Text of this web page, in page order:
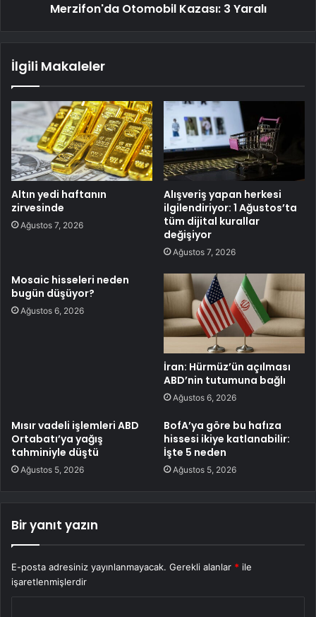
Merzifon'da Otomobil Kazası: 3 Yaralı
İlgili Makaleler
Altın yedi haftanın
zirvesinde
Ağustos 7, 2026
Alışveriş yapan herkesi
ilgilendiriyor: 1 Ağustos’ta
tüm dijital kurallar
değişiyor
Ağustos 7, 2026
Mosaic hisseleri neden
bugün düşüyor?
Ağustos 6, 2026
İran: Hürmüz’ün açılması
ABD’nin tutumuna bağlı
Ağustos 6, 2026
Mısır vadeli işlemleri ABD
Ortabatı’ya yağış
tahminiyle düştü
Ağustos 5, 2026
BofA’ya göre bu hafıza
hissesi ikiye katlanabilir:
İşte 5 neden
Ağustos 5, 2026
Bir yanıt yazın
E-posta adresiniz yayınlanmayacak. Gerekli alanlar * ile
işaretlenmişlerdir